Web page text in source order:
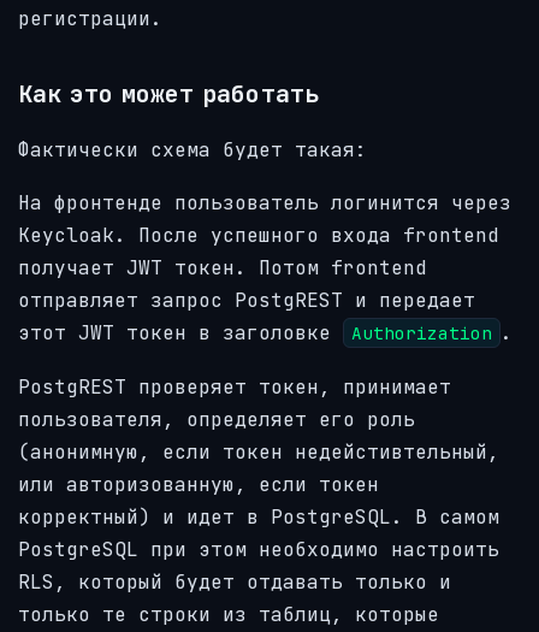
регистрации.
Как это может работать
Фактически схема будет такая:
На фронтенде пользователь логинится через
Keycloak. После успешного входа frontend
получает JWT токен. Потом frontend
отправляет запрос PostgREST и передает
этот JWT токен в заголовке
Authorization .
PostgREST проверяет токен, принимает
пользователя, определяет его роль
(анонимную, если токен недейстивтельный,
или авторизованную, если токен
корректный) и идет в PostgreSQL. В самом
PostgreSQL при этом необходимо настроить
RLS, который будет отдавать только и
только те строки из таблиц, которые